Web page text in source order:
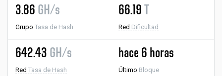
3.86 GH/s
Grupo Tasa de Hash
66.19 T
Red Dificultad
642.43 GH/s
Red Tasa de Hash
hace 6 horas
Último Bloque